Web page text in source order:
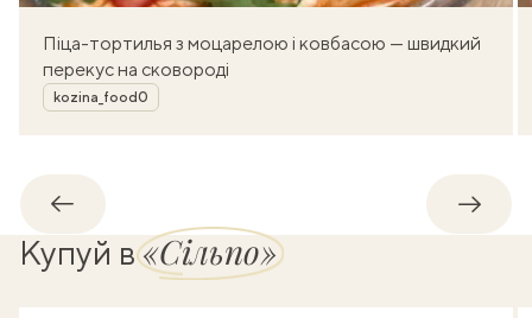
Піца-тортилья з моцарелою і ковбасою — швидкий
перекус на сковороді
Автор
kozina_food0
Назад
Купуй в«Сільпо»